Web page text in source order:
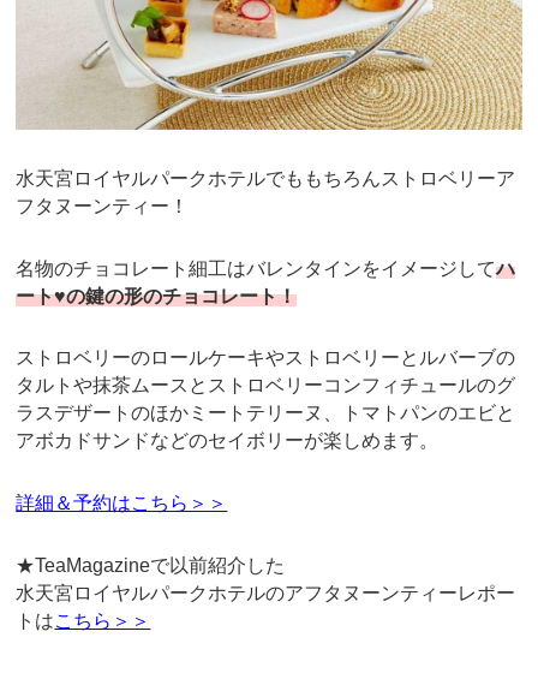
水天宮ロイヤルパークホテルでももちろんストロベリーア
フタヌーンティー！
名物のチョコレート細工はバレンタインをイメージしてハ
ート♥の鍵の形のチョコレート！
ストロベリーのロールケーキやストロベリーとルバーブの
タルトや抹茶ムースとストロベリーコンフィチュールのグ
ラスデザートのほかミートテリーヌ、トマトパンのエビと
アボカドサンドなどのセイボリーが楽しめます。
詳細＆予約はこちら＞＞
★TeaMagazineで以前紹介した
水天宮ロイヤルパークホテルのアフタヌーンティーレポー
トはこちら＞＞